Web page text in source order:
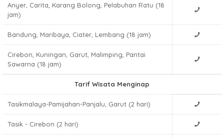
Anyer, Carita, Karang Bolong, Pelabuhan Ratu (18
jam)
Bandung, Maribaya, Ciater, Lembang (18 jam)
Cirebon, Kuningan, Garut, Malimping, Pantai
Sawarna (18 jam)
Tarif Wisata Menginap
Tasikmalaya-Pamijahan-Panjalu, Garut (2 hari)
Tasik - Cirebon (2 hari)